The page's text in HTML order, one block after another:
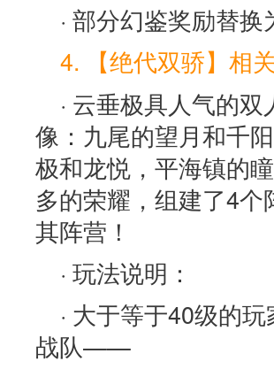
· 部分幻鉴奖励替
4. 【绝代双骄】相
· 云垂极具人气的
像：九尾的望月和千
极和龙悦，平海镇的
多的荣耀，组建了4
其阵营！
· 玩法说明：
· 大于等于40级的
战队——